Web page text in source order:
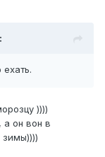
))))
он вон в